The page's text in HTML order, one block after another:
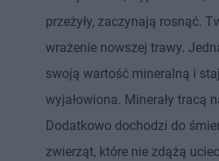
przeżyły, zaczynają rosnąć.
wrażenie nowszej trawy.
swoją wartość mineralną i
wyjałowiona. Minerały tracą
Dodatkowo dochodzi do
zwierząt, które nie zdążą